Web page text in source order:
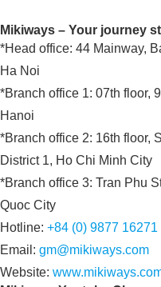
Mikiways – Your journey
*Head office: 44 Mainway,
Ha Noi
*Branch office 1: 07th floor,
Hanoi
*Branch office 2: 16th floor,
District 1, Ho Chi Minh City
*Branch office 3: Tran Phu
Quoc City
Hotline: +84 (0) 9877 16271
Email: gm@mikiways.com
Website: